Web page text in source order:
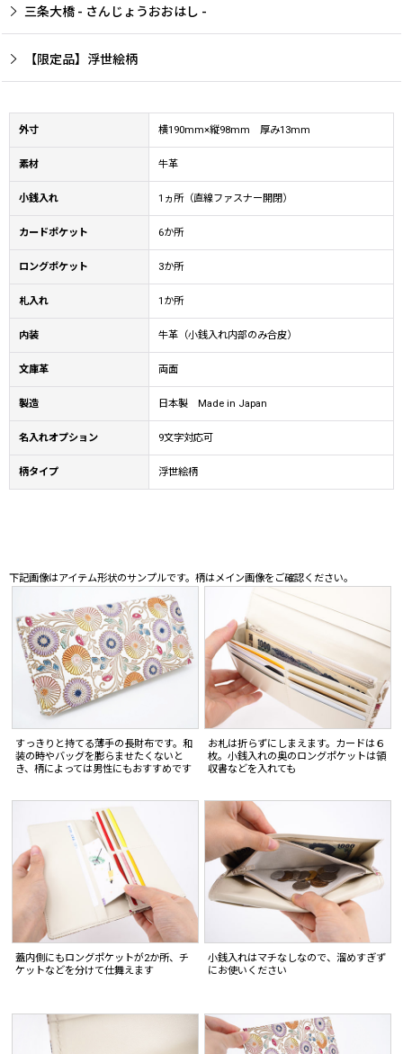
三条大橋 - さんじょうおおはし -
【限定品】浮世絵柄
外寸 横190mm×縦98mm 厚み13mm
素材 牛革
小銭入れ 1ヵ所（直線ファスナー開閉）
カードポケット 6か所
ロングポケット 3か所
札入れ 1か所
内装 牛革（小銭入れ内部のみ合皮）
文庫革 両面
製造 日本製 Made in Japan
名入れオプション 9文字対応可
柄タイプ 浮世絵柄
下記画像はアイテム形状のサンプルです。柄はメイン画像をご確認ください。
すっきりと持てる薄手の長財布です。和
装の時やバッグを膨らませたくないと
き、柄によっては男性にもおすすめです
お札は折らずにしまえます。カードは６
枚。小銭入れの奥のロングポケットは領
収書などを入れても
蓋内側にもロングポケットが2か所、チ
ケットなどを分けて仕舞えます
小銭入れはマチなしなので、溜めすぎず
にお使いください